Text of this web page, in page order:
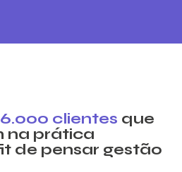
6.000 clientes que
na prática
de pensar gestão